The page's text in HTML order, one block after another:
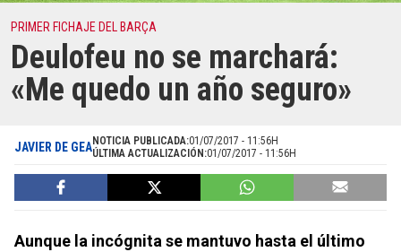
PRIMER FICHAJE DEL BARÇA
Deulofeu no se marchará:
«Me quedo un año seguro»
JAVIER DE GEANOTICIA PUBLICADA:01/07/2017 - 11:56H
ÚLTIMA ACTUALIZACIÓN:01/07/2017 - 11:56H
Aunque la incógnita se mantuvo hasta el último